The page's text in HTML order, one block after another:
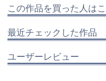
この作品を買った人は
最近チェックした作品
ユーザーレビュー